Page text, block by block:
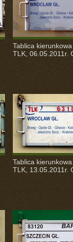
Tablica
TLK, 06.05.2011r.
Tablica
TLK, 13.05.2011r.